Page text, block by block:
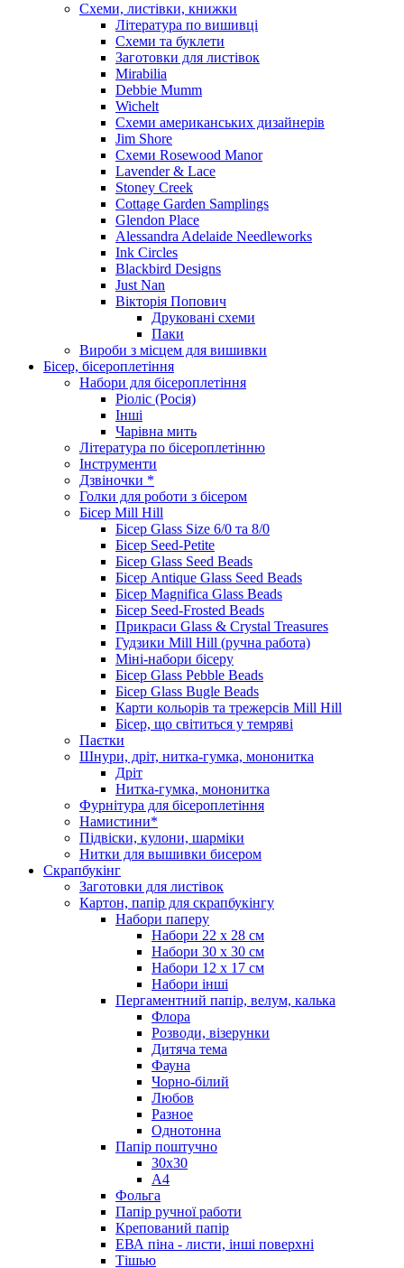
Схеми, листівки, книжки
Література по вишивці
Схеми та буклети
Заготовки для листівок
Mirabilia
Debbie Mumm
Wichelt
Схеми американських дизайнерів
Jim Shore
Cхеми Rosewood Manor
Lavender & Lace
Stoney Creek
Cottage Garden Samplings
Glendon Place
Alessandra Adelaide Needleworks
Ink Circles
Blackbird Designs
Just Nan
Вікторія Попович
Друковані схеми
Паки
Вироби з місцем для вишивки
Бісер, бісероплетіння
Набори для бісероплетіння
Ріоліс (Росія)
Інші
Чарівна мить
Література по бісероплетінню
Інструменти
Дзвіночки *
Голки для роботи з бісером
Бісер Mill Hill
Бісер Glass Size 6/0 та 8/0
Бісер Seed-Petite
Бісер Glass Seed Beads
Бісер Antique Glass Seed Beads
Бісер Magnifica Glass Beads
Бісер Seed-Frosted Beads
Прикраси Glass & Crystal Treasures
Гудзики Mill Hill (ручна работа)
Міні-набори бісеру
Бісер Glass Pebble Beads
Бісер Glass Bugle Beads
Карти кольорів та трежерсів Mill Hill
Бісер, що світиться у темряві
Паєтки
Шнури, дріт, нитка-гумка, мононитка
Дріт
Нитка-гумка, мононитка
Фурнітура для бісероплетіння
Намистини*
Підвіски, кулони, шарміки
Нитки для вышивки бисером
Скрапбукінг
Заготовки для листівок
Картон, папір для скрапбукінгу
Набори паперу
Набори 22 х 28 см
Набори 30 х 30 см
Набори 12 х 17 см
Набори інші
Пергаментний папір, велум, калька
Флора
Розводи, візерунки
Дитяча тема
Фауна
Чорно-білий
Любов
Разное
Однотонна
Папір поштучно
30х30
А4
Фольга
Папір ручної работи
Крепований папір
ЕВА піна - листи, інші поверхні
Тішью